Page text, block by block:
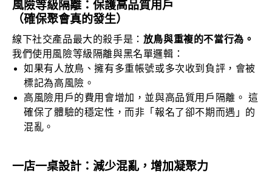
風險等級隔離：保護高品質用戶
（確保聚會真的發生）
線下社交產品最大的殺手是： 放鳥與重複的不當行為。
我們使用風險等級隔離與黑名單邏輯：
如果有人放鳥、擁有多重帳號或多次收到負評，會被
標記為高風險。
高風險用戶的費用會增加，並與高品質用戶隔離。 這
確保了體驗的穩定性，而非「報名了卻不期而遇」的
混亂。
一店一桌設計：減少混亂，增加凝聚力